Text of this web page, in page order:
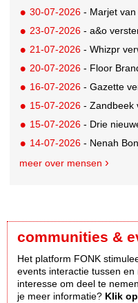
30-07-2026 - Marjet van Zuijlen
23-07-2026 - a&o versterkt
21-07-2026 - Whizpr
20-07-2026 - Floor Brands
16-07-2026 - Gazette
15-07-2026 - Zandbeek
15-07-2026 - Drie nieuwe
14-07-2026 - Nenah Bonarius
meer over mensen
communities &
Het platform FONK
events interactie tussen
interesse om deel te
je meer informatie? Klik